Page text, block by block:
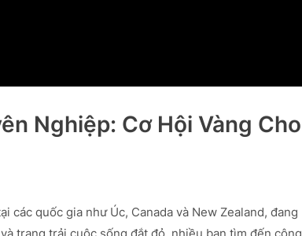
Nghiệp: Cơ Hội Vàng Cho
các quốc gia như Úc, Canada và New Zealand, đang